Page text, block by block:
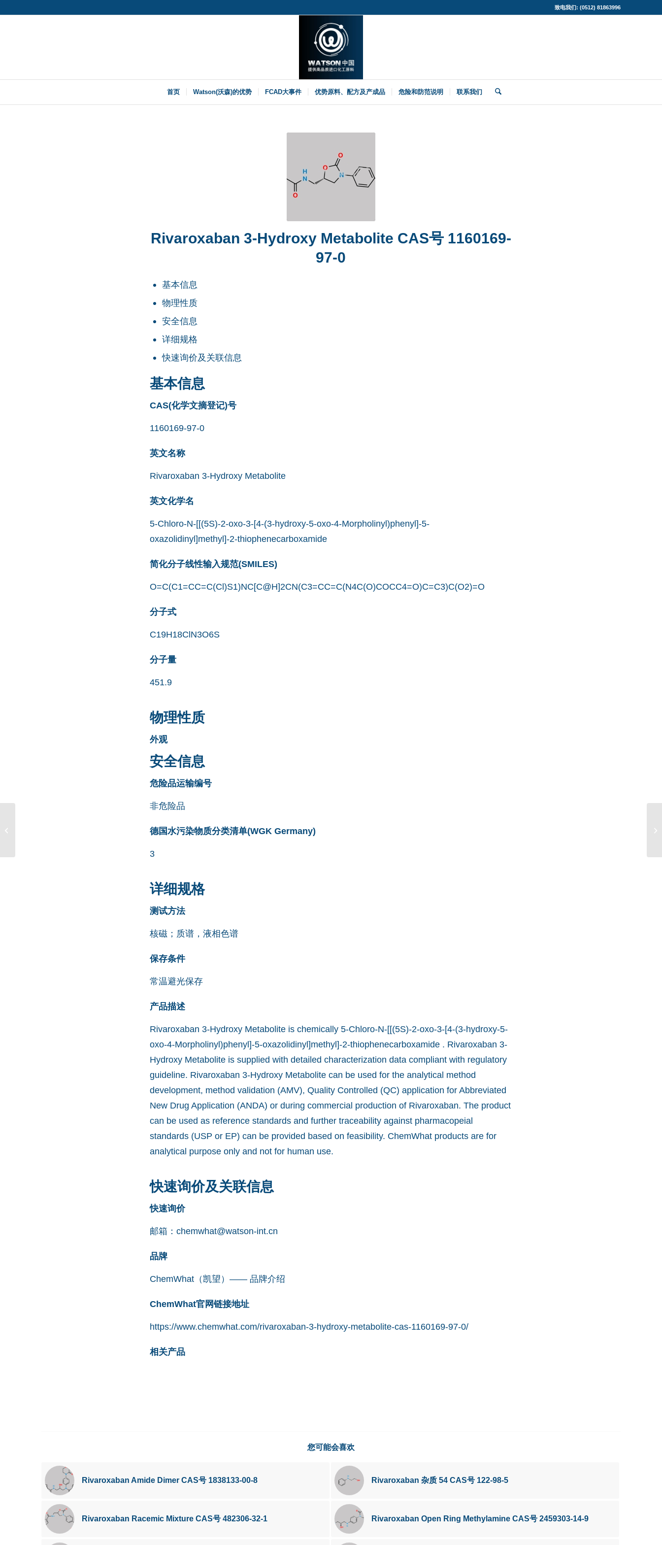
致电我们: (0512) 81863996
首页 Watson(沃森)的优势 FCAD大事件 优势原料、配方及产成品 危险和防范说明 联系我们
Rivaroxaban 3-Hydroxy Metabolite CAS号 1160169-
97-0
基本信息
物理性质
安全信息
详细规格
快速询价及关联信息
基本信息
CAS(化学文摘登记)号
1160169-97-0
英文名称
Rivaroxaban 3-Hydroxy Metabolite
英文化学名
5-Chloro-N-[[(5S)-2-oxo-3-[4-(3-hydroxy-5-oxo-4-Morpholinyl)phenyl]-5-
oxazolidinyl]methyl]-2-thiophenecarboxamide
简化分子线性输入规范(SMILES)
O=C(C1=CC=C(Cl)S1)NC[C@H]2CN(C3=CC=C(N4C(O)COCC4=O)C=C3)C(O2)=O
分子式
C19H18ClN3O6S
分子量
451.9
物理性质
外观
安全信息
危险品运输编号
非危险品
德国水污染物质分类清单(WGK Germany)
3
详细规格
测试方法
核磁；质谱，液相色谱
保存条件
常温避光保存
产品描述
Rivaroxaban 3-Hydroxy Metabolite is chemically 5-Chloro-N-[[(5S)-2-oxo-3-[4-(3-hydroxy-5-
oxo-4-Morpholinyl)phenyl]-5-oxazolidinyl]methyl]-2-thiophenecarboxamide . Rivaroxaban 3-
Hydroxy Metabolite is supplied with detailed characterization data compliant with regulatory
guideline. Rivaroxaban 3-Hydroxy Metabolite can be used for the analytical method
development, method validation (AMV), Quality Controlled (QC) application for Abbreviated
New Drug Application (ANDA) or during commercial production of Rivaroxaban. The product
can be used as reference standards and further traceability against pharmacopeial
standards (USP or EP) can be provided based on feasibility. ChemWhat products are for
analytical purpose only and not for human use.
快速询价及关联信息
快速询价
邮箱： chemwhat@watson-int.cn
品牌
ChemWhat（凯望）—— 品牌介绍
ChemWhat官网链接地址
https://www.chemwhat.com/rivaroxaban-3-hydroxy-metabolite-cas-1160169-97-0/
相关产品
您可能会喜欢
Rivaroxaban Amide Dimer CAS号 1838133-00-8 Rivaroxaban 杂质 54 CAS号 122-98-5
Rivaroxaban Racemic Mixture CAS号 482306-32-1 Rivaroxaban Open Ring Methylamine CAS号 2459303-14-9